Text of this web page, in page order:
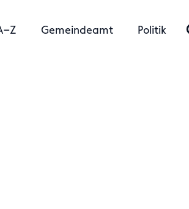
Gemeindeamt Politik